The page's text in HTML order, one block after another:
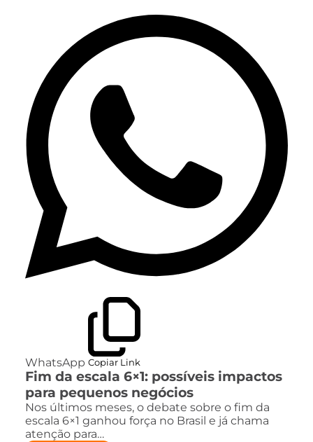
WhatsApp Copiar Link
Fim da escala 6×1: possíveis impactos
para pequenos negócios
Nos últimos meses, o debate sobre o fim da
escala 6×1 ganhou força no Brasil e já chama
atenção para…